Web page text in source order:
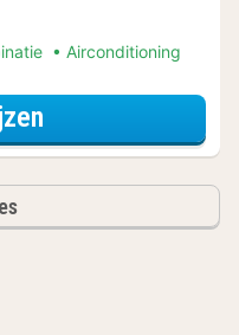
Airconditioning
voor City Card